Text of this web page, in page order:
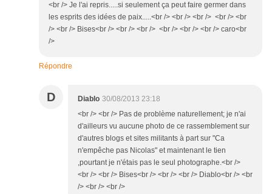
<br /> Je l'ai repris.....si seulement ça peut faire germer dans
les esprits des idées de paix.....<br /> <br /> <br /> <br /> <br
/> <br /> Bises<br /> <br /> <br /> <br /> <br /> <br /> caro<br
/>
Répondre
D Diablo 30/08/2013 23:18
<br /> <br /> Pas de problème naturellement; je n'ai
d'ailleurs vu aucune photo de ce rassemblement sur
d'autres blogs et sites militants à part sur "Ca
n'empêche pas Nicolas" et maintenant le tien
,pourtant je n'étais pas le seul photographe.<br />
<br /> <br /> Bises<br /> <br /> <br /> Diablo<br /> <br
/> <br /> <br />